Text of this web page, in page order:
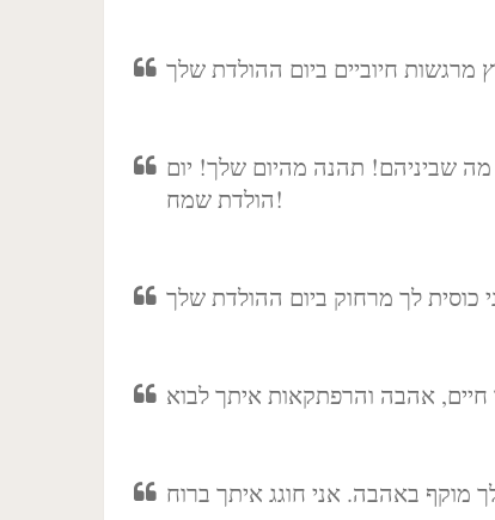
שביניהם! תהנה מהיום שלך! יום
הולדת שמח!